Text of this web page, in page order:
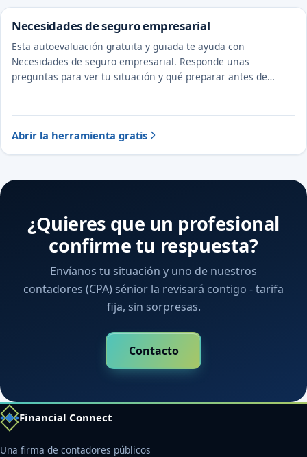
Necesidades de seguro empresarial
Esta autoevaluación gratuita y guiada te ayuda con
Necesidades de seguro empresarial. Responde unas
preguntas para ver tu situación y qué preparar antes de
Abrir la herramienta gratis
¿Quieres que un profesional
confirme tu respuesta?
Envíanos tu situación y uno de nuestros
contadores (CPA) sénior la revisará contigo - tarifa
fija, sin sorpresas.
Contacto
Financial Connect
Una firma de contadores públicos